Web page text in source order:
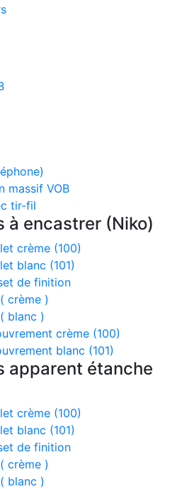
massif VOB
tir-fil
à encastrer (Niko)
crème (100)
blanc (101)
de finition
crème )
blanc )
crème (100)
blanc (101)
apparent étanche
crème (100)
blanc (101)
de finition
crème )
blanc )